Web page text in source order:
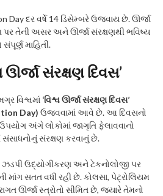
Day દર વર્ષે 14 ડિસેમ્બરે ઉજવાય છે. ઊર્જા
તેની અસર અને ઊર્જા સંરક્ષણથી ભવિષ્ય
માહિતી.
ઊર્જા સંરક્ષણ દિવસ’
વિશ્વમાં ‘વિશ્વ ઊર્જા સંરક્ષણ દિવસ’
Day) ઉજવવામાં આવે છે. આ દિવસનો
અંગે લોકોમાં જાગૃતિ ફેલાવવાનો
સંસાધનોનું સંરક્ષણ કરવાનું છે.
ઉદ્યોગીકરણ અને ટેકનોલોજી પર
માંગ સતત વધી રહી છે. કોલસા, પેટ્રોલિયમ
ઊર્જા સ્ત્રોતો સીમિત છે, જ્યારે તેમનો